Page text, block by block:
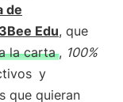
de
3Bee Edu, que
la carta , 100%
y
que quieran